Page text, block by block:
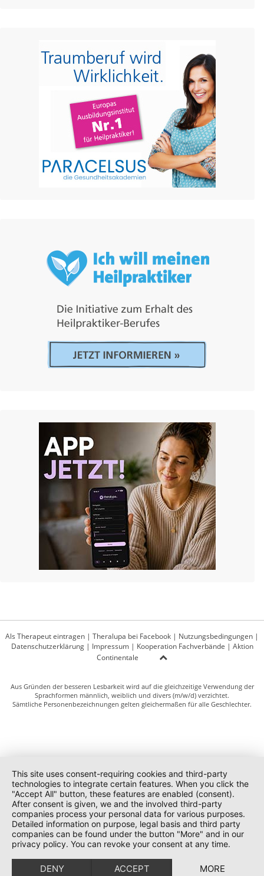
Als Therapeut eintragen | Theralupa bei Facebook | Nutzungsbedingungen |
Datenschutzerklärung| Impressum| Kooperation Fachverbände | Aktion
Continentale
Aus Gründen der besseren Lesbarkeit wird auf die gleichzeitige Verwendung der
Sprachformen männlich, weiblich und divers (m/w/d) verzichtet.
Sämtliche Personenbezeichnungen gelten gleichermaßen für alle Geschlechter.
This site uses consent-requiring cookies and third-party
technologies to integrate certain features. When you click the
"Accept All" button, these features are enabled (consent).
After consent is given, we and the involved third-party
companies process your personal data for various purposes.
Detailed information on purpose, legal basis and third party
companies can be found under the button "More" and in our
privacy policy. You can revoke your consent at any time.
DENY ACCEPT MORE